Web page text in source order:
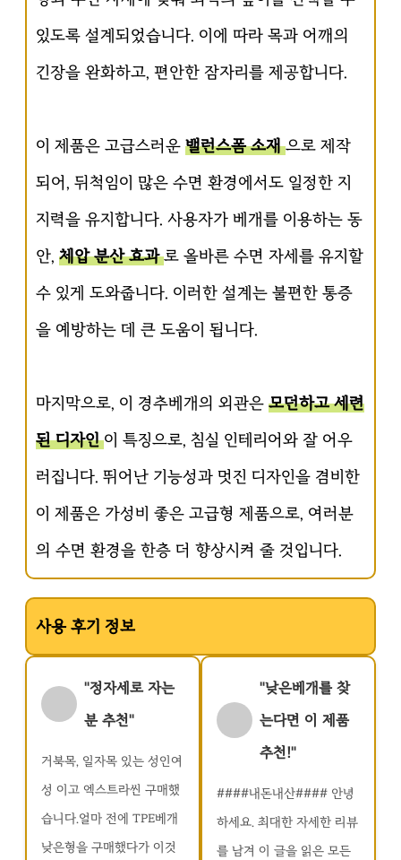
있도록 설계되었습니다. 이에 따라 목과 어깨의
긴장을 완화하고, 편안한 잠자리를 제공합니다.
이 제품은 고급스러운 밸런스폼 소재으로 제작
되어, 뒤척임이 많은 수면 환경에서도 일정한 지
지력을 유지합니다. 사용자가 베개를 이용하는 동
안, 체압 분산 효과로 올바른 수면 자세를 유지할
수 있게 도와줍니다. 이러한 설계는 불편한 통증
을 예방하는 데 큰 도움이 됩니다.
마지막으로, 이 경추베개의 외관은 모던하고 세련
된 디자인이 특징으로, 침실 인테리어와 잘 어우
러집니다. 뛰어난 기능성과 멋진 디자인을 겸비한
이 제품은 가성비 좋은 고급형 제품으로, 여러분
의 수면 환경을 한층 더 향상시켜 줄 것입니다.
사용 후기 정보
"정자세로 자는
분 추천"
거북목, 일자목 있는 성인여
성 이고 엑스트라씬 구매했
습니다.얼마 전에 TPE베개
낮은형을 구매했다가 이것
"낮은베개를 찾
는다면 이 제품
추천!"
####내돈내산#### 안녕
하세요. 최대한 자세한 리뷰
를 남겨 이 글을 읽은 모든